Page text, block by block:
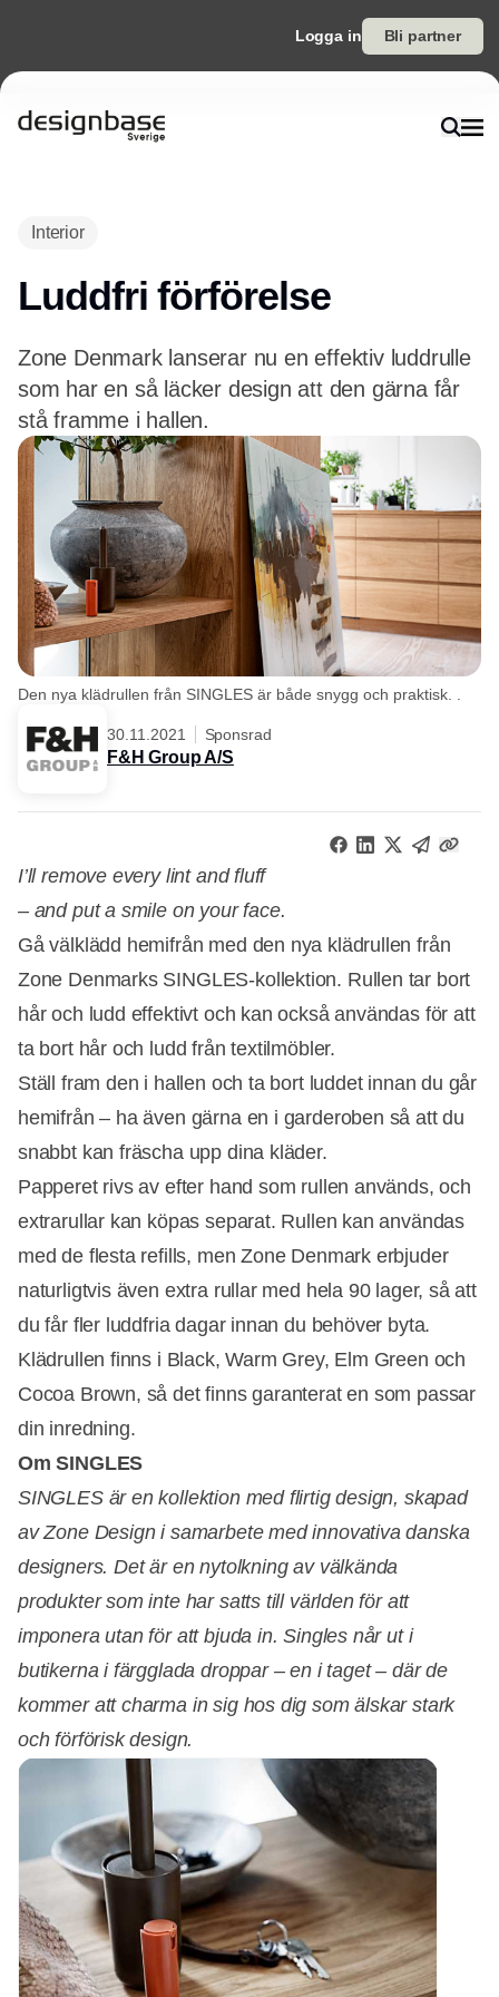
Logga in Bli partner
Interior
Luddfri förförelse
Zone Denmark lanserar nu en effektiv luddrulle
som har en så läcker design att den gärna får
stå framme i hallen.
Den nya klädrullen från SINGLES är både snygg och praktisk. .
30.11.2021 Sponsrad
F&H Group A/S
I’ll remove every lint and fluff
– and put a smile on your face.
Gå välklädd hemifrån med den nya klädrullen från
Zone Denmarks SINGLES-kollektion. Rullen tar bort
hår och ludd effektivt och kan också användas för att
ta bort hår och ludd från textilmöbler.
Ställ fram den i hallen och ta bort luddet innan du går
hemifrån – ha även gärna en i garderoben så att du
snabbt kan fräscha upp dina kläder.
Papperet rivs av efter hand som rullen används, och
extrarullar kan köpas separat. Rullen kan användas
med de flesta refills, men Zone Denmark erbjuder
naturligtvis även extra rullar med hela 90 lager, så att
du får fler luddfria dagar innan du behöver byta.
Klädrullen finns i Black, Warm Grey, Elm Green och
Cocoa Brown, så det finns garanterat en som passar
din inredning.
Om SINGLES
SINGLES är en kollektion med flirtig design, skapad
av Zone Design i samarbete med innovativa danska
designers. Det är en nytolkning av välkända
produkter som inte har satts till världen för att
imponera utan för att bjuda in. Singles når ut i
butikerna i färgglada droppar – en i taget – där de
kommer att charma in sig hos dig som älskar stark
och förförisk design.